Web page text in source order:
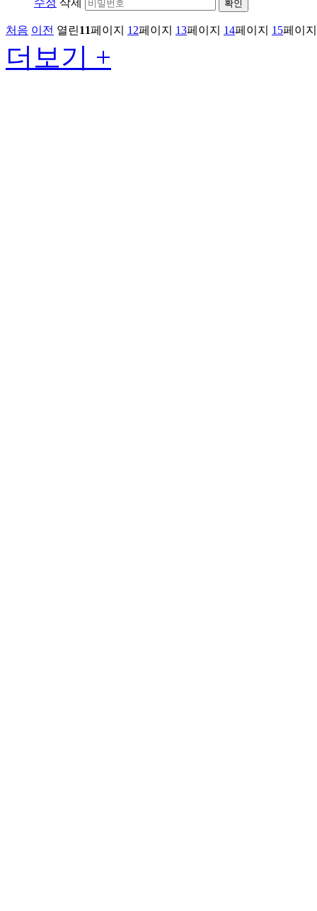
수정 삭제 확인
처음 이전 열린11페이지 12페이지 13페이지 14페이지 15페이지
더보기 +